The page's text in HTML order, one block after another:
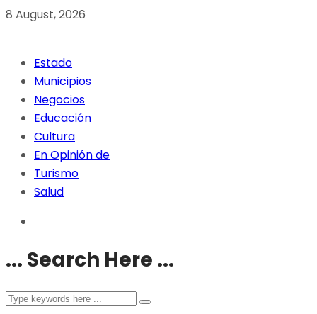
8 August, 2026
Estado
Municipios
Negocios
Educación
Cultura
En Opinión de
Turismo
Salud
... Search Here ...